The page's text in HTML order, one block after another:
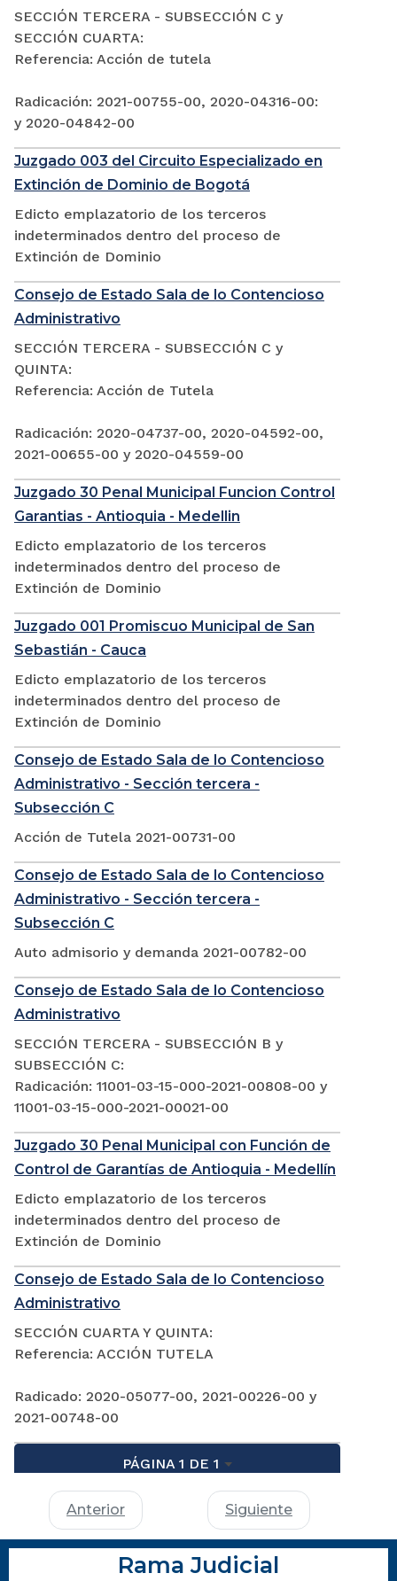
SECCIÓN TERCERA - SUBSECCIÓN C y
SECCIÓN CUARTA:
Referencia: Acción de tutela
Radicación: 2021-00755-00, 2020-04316-00:
y 2020-04842-00
Juzgado 003 del Circuito Especializado en
Extinción de Dominio de Bogotá
Edicto emplazatorio de los terceros
indeterminados dentro del proceso de
Extinción de Dominio
Consejo de Estado Sala de lo Contencioso
Administrativo
SECCIÓN TERCERA - SUBSECCIÓN C y
QUINTA:
Referencia: Acción de Tutela
Radicación: 2020-04737-00, 2020-04592-00,
2021-00655-00 y 2020-04559-00
Juzgado 30 Penal Municipal Funcion Control
Garantias - Antioquia - Medellin
Edicto emplazatorio de los terceros
indeterminados dentro del proceso de
Extinción de Dominio
Juzgado 001 Promiscuo Municipal de San
Sebastián - Cauca
Edicto emplazatorio de los terceros
indeterminados dentro del proceso de
Extinción de Dominio
Consejo de Estado Sala de lo Contencioso
Administrativo - Sección tercera -
Subsección C
Acción de Tutela 2021-00731-00
Consejo de Estado Sala de lo Contencioso
Administrativo - Sección tercera -
Subsección C
Auto admisorio y demanda 2021-00782-00
Consejo de Estado Sala de lo Contencioso
Administrativo
SECCIÓN TERCERA - SUBSECCIÓN B y
SUBSECCIÓN C:
Radicación: 11001-03-15-000-2021-00808-00 y
11001-03-15-000-2021-00021-00
Juzgado 30 Penal Municipal con Función de
Control de Garantías de Antioquia - Medellín
Edicto emplazatorio de los terceros
indeterminados dentro del proceso de
Extinción de Dominio
Consejo de Estado Sala de lo Contencioso
Administrativo
SECCIÓN CUARTA Y QUINTA:
Referencia: ACCIÓN TUTELA
Radicado: 2020-05077-00, 2021-00226-00 y
2021-00748-00
PÁGINA 1 DE 1
Anterior Siguiente
Rama Judicial